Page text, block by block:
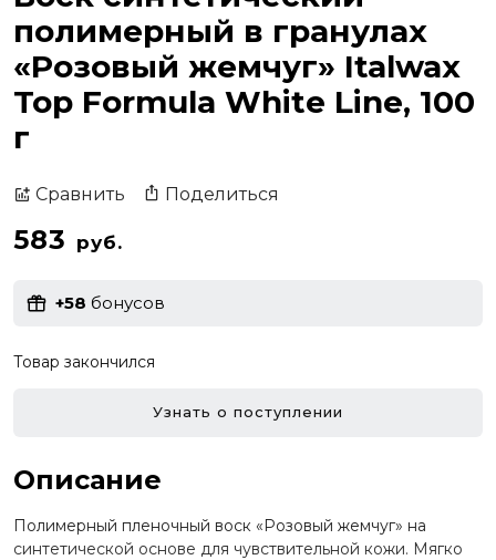
полимерный в гранулах
«Розовый жемчуг» Italwax
Top Formula White Line, 100
г
Сравнить Поделиться
583 руб.
+58 бонусов
Товар закончился
Узнать о поступлении
Описание
Полимерный пленочный воск «Розовый жемчуг» на
синтетической основе для чувствительной кожи. Мягко